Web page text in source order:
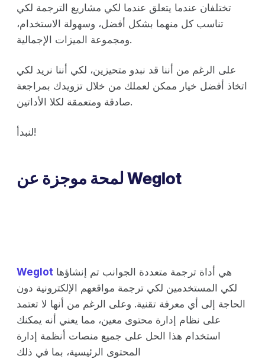
تختلفان عندما يتعلق عندما لكي مشاريع الترجمة لكي
تناسب كل منهما بشكل أفضل، وسهولة الاستخدام،
ومجموعة الميزات الإجمالية.
على الرغم من أننا قد نبدو متحيزين، لكي أننا نريد لكي
اتخاذ أفضل خيار ممكن لعملك من خلال تزويدك بمراجعة
صادقة ومتعمقة لكلا الأداتين.
لنبدأ!
لمحة موجزة عن Weglot
Weglot
لكي المستخدمين لكي ترجمة مواقعهم الإلكترونية دون
الحاجة إلى أي معرفة تقنية. وعلى الرغم من أنها لا تعتمد
على نظام إدارة محتوى معين، مما يعني أنه يمكنك
استخدام هذا الحل على جميع منصات أنظمة إدارة
المحتوى الرئيسية، بما في ذلك